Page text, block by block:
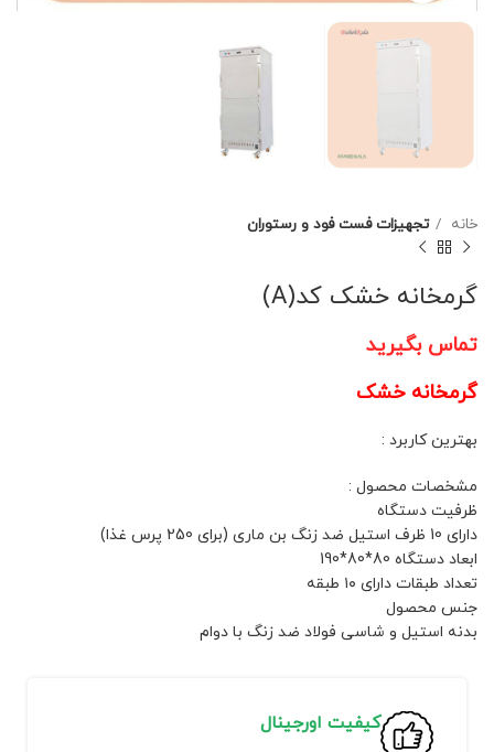
خانه تجهیزات فست فود و رستوران
گرمخانه خشک کد(A)
تماس بگیرید
گرمخانه خشک
بهترین کاربرد :
مشخصات محصول :
ظرفیت دستگاه
دارای 10 ظرف استیل ضد زنگ بن ماری (برای 250 پرس غذا)
ابعاد دستگاه 80*80*190
تعداد طبقات دارای ۱۰ طبقه
جنس محصول
بدنه استیل و شاسی فولاد ضد زنگ با دوام
کیفیت اورجینال